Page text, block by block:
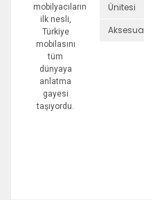
mobilyacıların
ilk nesli,
Türkiye
mobilasını
tüm
dünyaya
anlatma
gayesi
taşıyordu.
Ünitesi
Aksesuarlar